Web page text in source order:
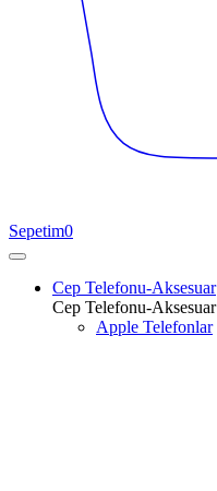
Sepetim0
Cep Telefonu-Aksesuar
Cep Telefonu-Aksesuar
Apple Telefonlar